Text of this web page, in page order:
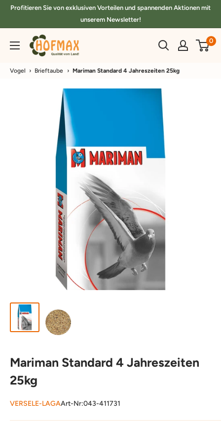
DirektProfitieren Sie von exklusiven Vorteilen und spannenden Aktionen mit
unserem Newsletter!
hofmax.de 0
Vogel › Brieftaube › Mariman Standard 4 Jahreszeiten 25kg
Mariman Standard 4 Jahreszeiten
25kg
VERSELE-LAGAArt-Nr:043-411731